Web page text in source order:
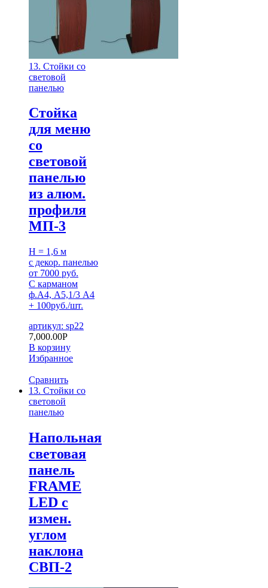
13. Стойки со
световой
панелью
Стойка
для меню
со
световой
панелью
из алюм.
профиля
МП-3
H = 1,6 м
с декор. панелью
от 7000 руб.
С карманом
ф.А4, А5,1/3 А4
+ 100руб./шт.
артикул: sp22
7,000.00Р
В корзину
Избранное
Сравнить
13. Стойки со
световой
панелью
Напольная
световая
панель
FRAME
LED с
измен.
углом
наклона
СВП-2